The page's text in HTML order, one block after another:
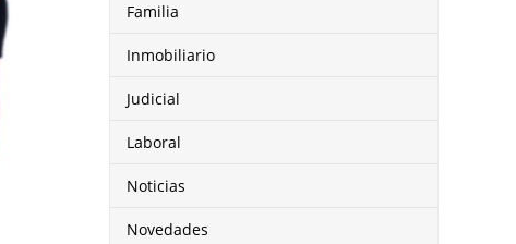
Familia
Inmobiliario
Judicial
Laboral
Noticias
Novedades